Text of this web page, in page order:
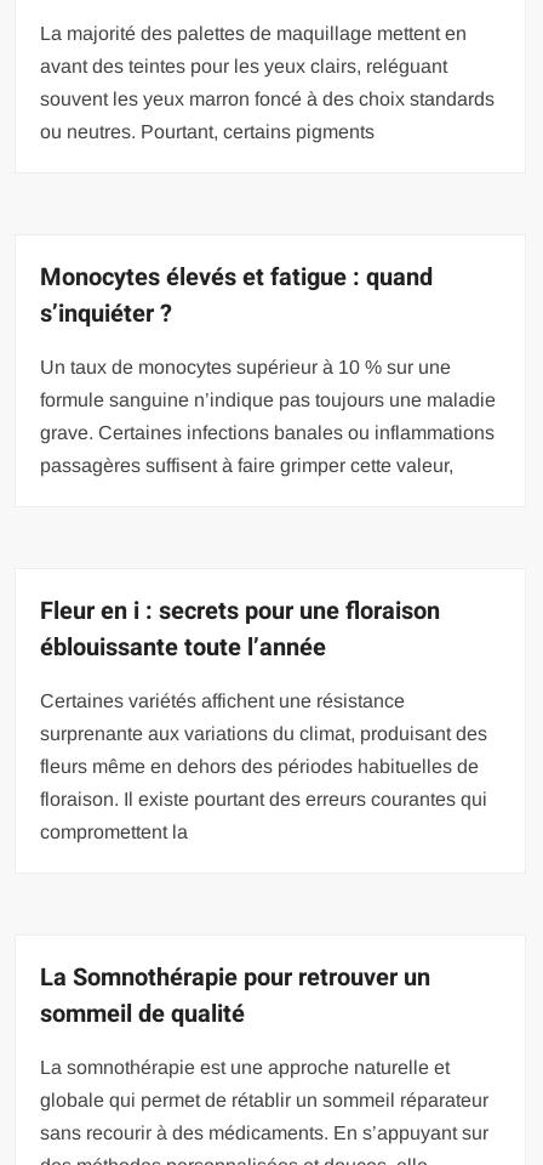
La majorité des palettes de maquillage mettent en
avant des teintes pour les yeux clairs, reléguant
souvent les yeux marron foncé à des choix standards
ou neutres. Pourtant, certains pigments
Monocytes élevés et fatigue : quand
s’inquiéter ?
Un taux de monocytes supérieur à 10 % sur une
formule sanguine n’indique pas toujours une maladie
grave. Certaines infections banales ou inflammations
passagères suffisent à faire grimper cette valeur,
Fleur en i : secrets pour une floraison
éblouissante toute l’année
Certaines variétés affichent une résistance
surprenante aux variations du climat, produisant des
fleurs même en dehors des périodes habituelles de
floraison. Il existe pourtant des erreurs courantes qui
compromettent la
La Somnothérapie pour retrouver un
sommeil de qualité
La somnothérapie est une approche naturelle et
globale qui permet de rétablir un sommeil réparateur
sans recourir à des médicaments. En s’appuyant sur